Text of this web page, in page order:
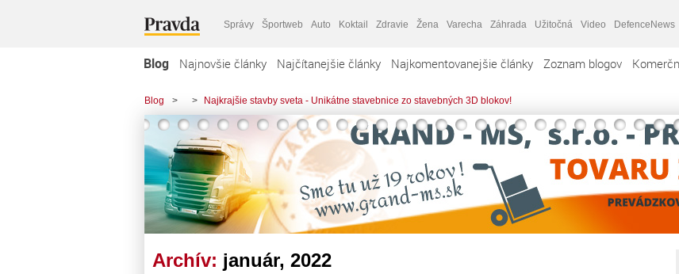
Správy Športweb Auto Koktail Zdravie Žena Varecha Záhrada Užitočná Video DefenceNews
Blog Najnovšie články Najčítanejšie články Najkomentovanejšie články Zoznam blogov
Blog > > Najkrajšie stavby sveta - Unikátne stavebnice zo stavebných 3D blokov!
Archív: január, 2022